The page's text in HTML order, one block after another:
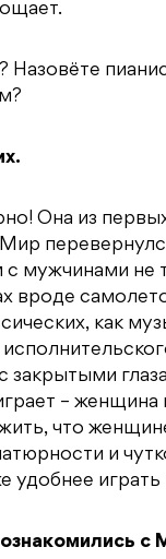
Назовёте
Она из
мужчинами не
вроде
как
закрытыми
– женщина
что
и
удобнее играть
с